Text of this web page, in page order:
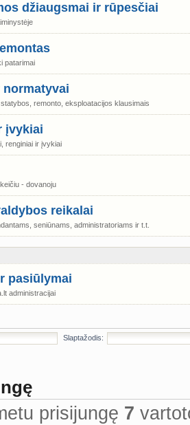
džiaugsmai ir rūpesčiai
patarimai
remonto, eksploatacijos klausimais
įvykiai
renginiai ir įvykiai
- dovanoju
reikalai
seniūnams, administratoriams ir t.t.
pasiūlymai
administracijai
Slaptažodis:
prisijungę 7